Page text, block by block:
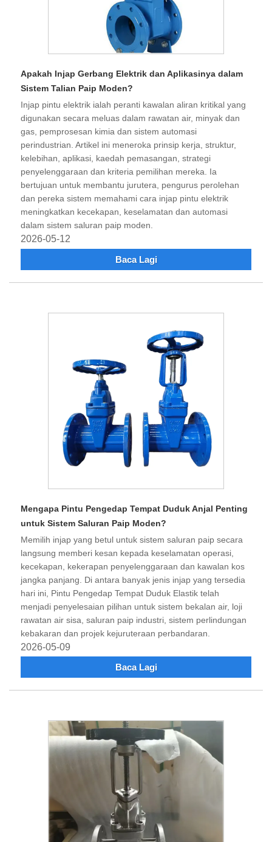
Apakah Injap Gerbang Elektrik dan Aplikasinya dalam
Sistem Talian Paip Moden?
Injap pintu elektrik ialah peranti kawalan aliran kritikal yang
digunakan secara meluas dalam rawatan air, minyak dan
gas, pemprosesan kimia dan sistem automasi
perindustrian. Artikel ini meneroka prinsip kerja, struktur,
kelebihan, aplikasi, kaedah pemasangan, strategi
penyelenggaraan dan kriteria pemilihan mereka. Ia
bertujuan untuk membantu jurutera, pengurus perolehan
dan pereka sistem memahami cara injap pintu elektrik
meningkatkan kecekapan, keselamatan dan automasi
dalam sistem saluran paip moden.
2026-05-12
Baca Lagi
Mengapa Pintu Pengedap Tempat Duduk Anjal Penting
untuk Sistem Saluran Paip Moden?
Memilih injap yang betul untuk sistem saluran paip secara
langsung memberi kesan kepada keselamatan operasi,
kecekapan, kekerapan penyelenggaraan dan kawalan kos
jangka panjang. Di antara banyak jenis injap yang tersedia
hari ini, Pintu Pengedap Tempat Duduk Elastik telah
menjadi penyelesaian pilihan untuk sistem bekalan air, loji
rawatan air sisa, saluran paip industri, sistem perlindungan
kebakaran dan projek kejuruteraan perbandaran.
2026-05-09
Baca Lagi